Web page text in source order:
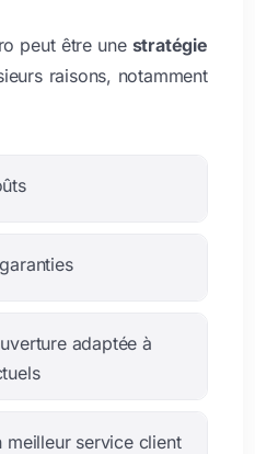
peut être une stratégie
raisons, notamment
adaptée à
meilleur service client